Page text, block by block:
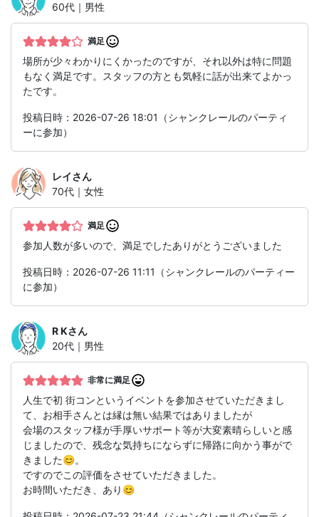
60代｜男性
満足
場所が少々わかりにくかったのですが、それ以外は特に問題
もなく満足です。スタッフの方とも気軽に話が出来てよかっ
たです。
投稿日時：2026-07-26 18:01（シャンクレールのパーティ
ーに参加）
レイさん
70代｜女性
満足
参加人数が多いので、満足でしたありがとうございました
投稿日時：2026-07-26 11:11（シャンクレールのパーティー
に参加）
R Kさん
20代｜男性
非常に満足
人生で初 街コンというイベントを参加させていただきまし
て、お相手さんとは縁は無い結果ではありましたが
会場のスタッフ様が手厚いサポート等が大変素晴らしいと感
じましたので、残念な気持ちにならずに帰路に向かう事がで
きました😊。
ですのでこの評価をさせていただきました。
お時間いただき、あり😊